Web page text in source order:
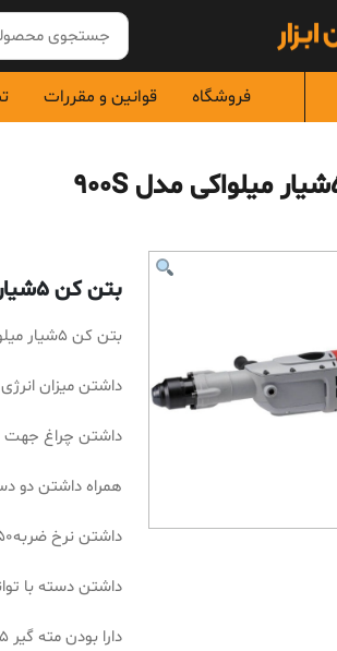
فروشگاه قوانین و مقررات
بتن کن 5شیار میلواکی مدل 900S
بتن کن 5شیار میلواکی مدل 900S
داشتن میزان انرژی 20ژول در ضربه
داشتن چراغ جهت
همراه داشتن دو
داشتن نرخ ضربه1950ضربه در دقیقه
داشتن دسته با
دارا بودن مته گیر 5شیار اتومات SDS PLUS